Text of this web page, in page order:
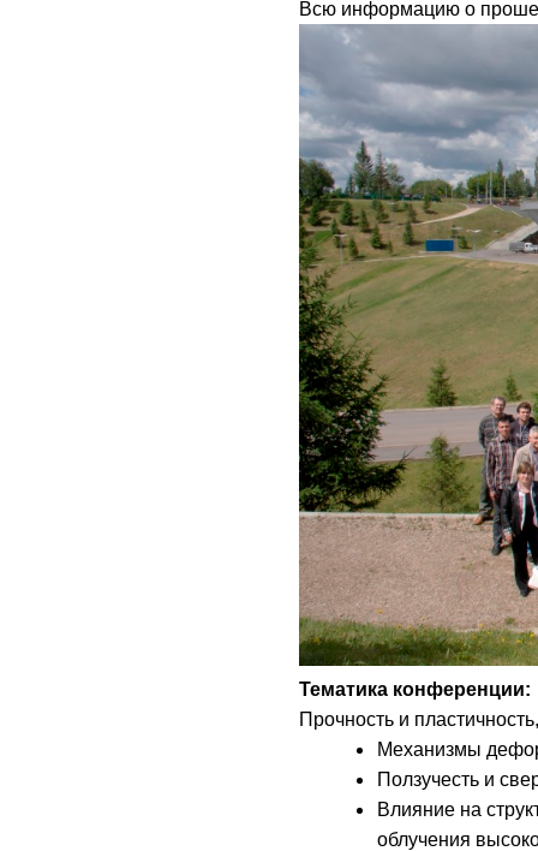
Всю информацию о
Тематика конференции:
Прочность и
Механизмы
Ползучесть и
Влияние на
облучения